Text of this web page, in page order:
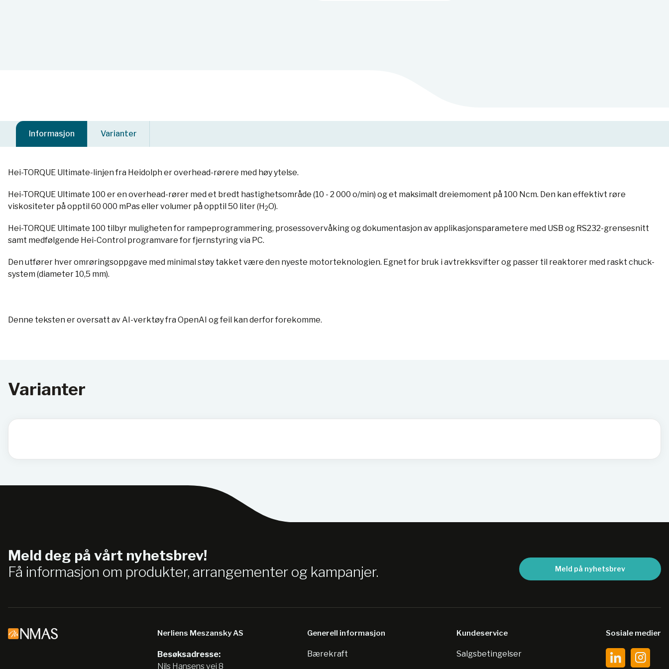
Informasjon Varianter
Hei-TORQUE Ultimate-linjen fra Heidolph er overhead-rørere med høy ytelse.
Hei-TORQUE Ultimate 100 er en overhead-rører med et bredt hastighetsområde (10 - 2 000 o/min) og et maksimalt dreiemoment på 100 Ncm. Den kan effektivt røre
viskositeter på opptil 60 000 mPas eller volumer på opptil 50 liter (H2O).
Hei-TORQUE Ultimate 100 tilbyr muligheten for rampeprogrammering, prosessovervåking og dokumentasjon av applikasjonsparametere med USB og RS232-grensesnitt
samt medfølgende Hei-Control programvare for fjernstyring via PC.
Den utfører hver omrøringsoppgave med minimal støy takket være den nyeste motorteknologien. Egnet for bruk i avtrekksvifter og passer til reaktorer med raskt chuck-
system (diameter 10,5 mm).
Denne teksten er oversatt av AI-verktøy fra OpenAI og feil kan derfor forekomme.
Varianter
Meld deg på vårt nyhetsbrev!
Få informasjon om produkter, arrangementer og kampanjer.
Meld på nyhetsbrev
Nerliens Meszansky AS
Besøksadresse:
Nils Hansens vei 8
Generell informasjon
Bærekraft
Kundeservice
Salgsbetingelser
Sosiale medier